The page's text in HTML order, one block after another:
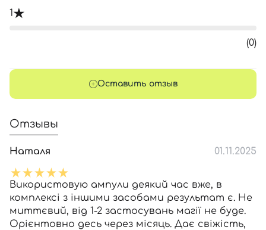
1
(0)
Оставить отзыв
Отзывы
Наталя 01.11.2025
Використовую ампули деякий час вже, в
комплексі з іншими засобами результат є. Не
миттєвий, від 1-2 застосувань магії не буде.
Орієнтовно десь через місяць. Дає свіжість,